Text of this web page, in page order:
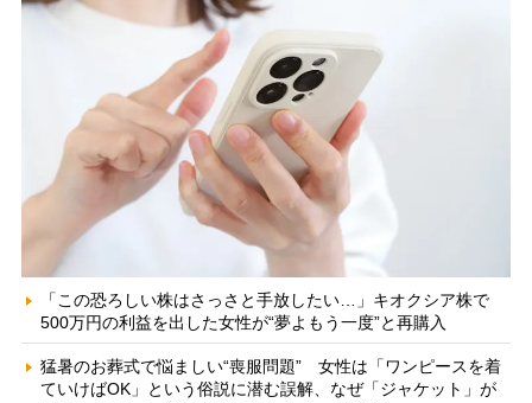
「この恐ろしい株はさっさと手放したい…」キオクシア株で
500万円の利益を出した女性が“夢よもう一度”と再購入
猛暑のお葬式で悩ましい“喪服問題” 女性は「ワンピースを着
ていけばOK」という俗説に潜む誤解、なぜ「ジャケット」が